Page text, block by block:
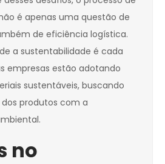
é apenas uma questão de
de eficiência logística.
a sustentabilidade é cada
empresas estão adotando
sustentáveis, buscando
produtos com a
no